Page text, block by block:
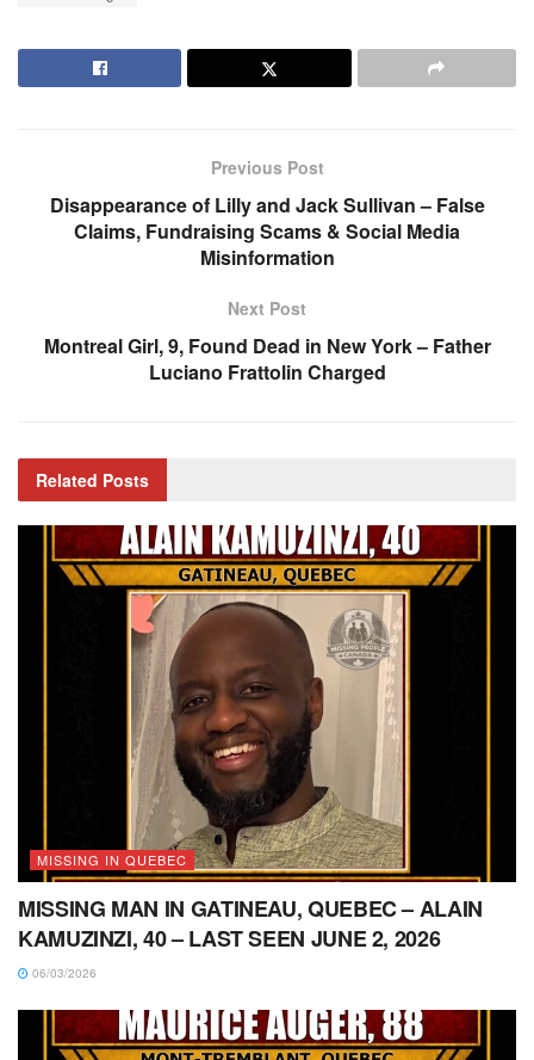
Previous Post
Disappearance of Lilly and Jack Sullivan – False
Claims, Fundraising Scams & Social Media
Misinformation
Next Post
Montreal Girl, 9, Found Dead in New York – Father
Luciano Frattolin Charged
Related Posts
MISSING IN QUEBEC
MISSING MAN IN GATINEAU, QUEBEC – ALAIN
KAMUZINZI, 40 – LAST SEEN JUNE 2, 2026
06/03/2026